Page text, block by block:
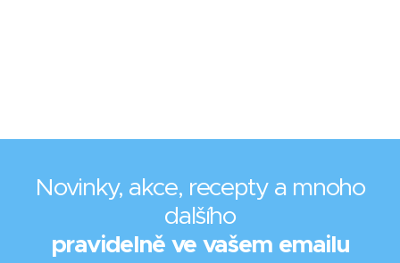
Novinky, akce, recepty a mnoho
dalšího
pravidelně ve vašem emailu